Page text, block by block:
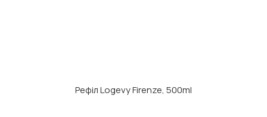
Рефіл Logevy Firenze, 500ml